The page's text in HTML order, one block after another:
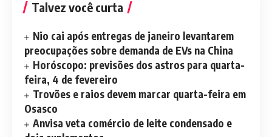
Talvez você curta
Nio cai após entregas de janeiro levantarem
preocupações sobre demanda de EVs na China
Horóscopo: previsões dos astros para quarta-
feira, 4 de fevereiro
Trovões e raios devem marcar quarta-feira em
Osasco
Anvisa veta comércio de leite condensado e